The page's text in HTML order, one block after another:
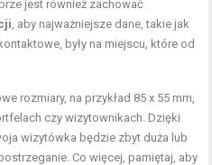
jest również zachować
, aby najważniejsze dane, takie jak
były na miejscu, które od
rozmiary, na przykład 85 x 55 mm,
czy wizytownikach. Dzięki
wizytówka będzie zbyt duża lub
Co więcej, pamiętaj, aby